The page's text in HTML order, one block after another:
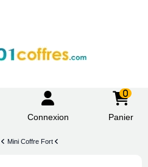
Connexion
0
Panier
Mini Coffre Fort